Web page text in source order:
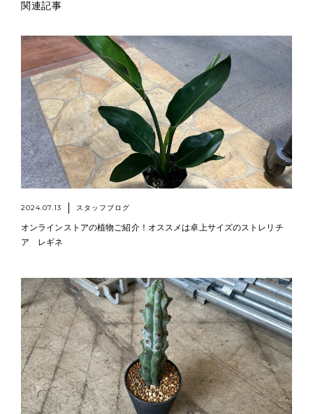
関連記事
2024.07.13 スタッフブログ
オンラインストアの植物ご紹介！オススメは卓上サイズのストレリチ
ア レギネ